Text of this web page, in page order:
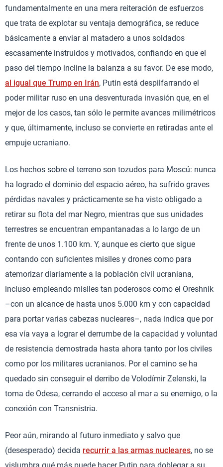
fundamentalmente en una mera reiteración de esfuerzos
que trata de explotar su ventaja demográfica, se reduce
básicamente a enviar al matadero a unos soldados
escasamente instruidos y motivados, confiando en que el
paso del tiempo incline la balanza a su favor. De ese modo,
al igual que Trump en Irán, Putin está despilfarrando el
poder militar ruso en una desventurada invasión que, en el
mejor de los casos, tan sólo le permite avances milimétricos
y que, últimamente, incluso se convierte en retiradas ante el
empuje ucraniano.
Los hechos sobre el terreno son tozudos para Moscú: nunca
ha logrado el dominio del espacio aéreo, ha sufrido graves
pérdidas navales y prácticamente se ha visto obligado a
retirar su flota del mar Negro, mientras que sus unidades
terrestres se encuentran empantanadas a lo largo de un
frente de unos 1.100 km. Y, aunque es cierto que sigue
contando con suficientes misiles y drones como para
atemorizar diariamente a la población civil ucraniana,
incluso empleando misiles tan poderosos como el Oreshnik
–con un alcance de hasta unos 5.000 km y con capacidad
para portar varias cabezas nucleares–, nada indica que por
esa vía vaya a lograr el derrumbe de la capacidad y voluntad
de resistencia demostrada hasta ahora tanto por los civiles
como por los militares ucranianos. Por el camino se ha
quedado sin conseguir el derribo de Volodímir Zelenski, la
toma de Odesa, cerrando el acceso al mar a su enemigo, o la
conexión con Transnistria.
Peor aún, mirando al futuro inmediato y salvo que
(desesperado) decida recurrir a las armas nucleares, no se